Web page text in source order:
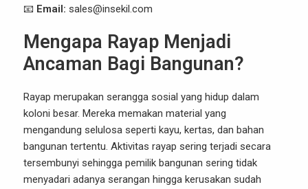
📧 Email: sales@insekil.com
Mengapa Rayap Menjadi
Ancaman Bagi Bangunan?
Rayap merupakan serangga sosial yang hidup dalam
koloni besar. Mereka memakan material yang
mengandung selulosa seperti kayu, kertas, dan bahan
bangunan tertentu. Aktivitas rayap sering terjadi secara
tersembunyi sehingga pemilik bangunan sering tidak
menyadari adanya serangan hingga kerusakan sudah